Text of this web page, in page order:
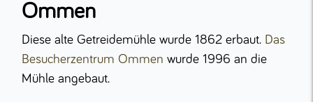
Ommen
Diese alte Getreidemühle wurde 1862 erbaut. Das
Besucherzentrum Ommen wurde 1996 an die
Mühle angebaut.